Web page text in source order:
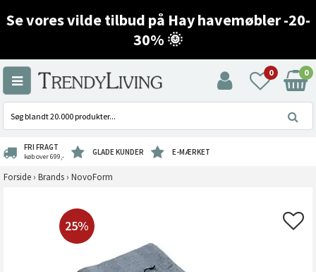
Se vores vilde tilbud på Hay havemøbler -20-
30% 🌞
0 0
FRI FRAGT
køb over 699,- GLADE KUNDER E-MÆRKET
Forside › Brands › NovoForm
25%